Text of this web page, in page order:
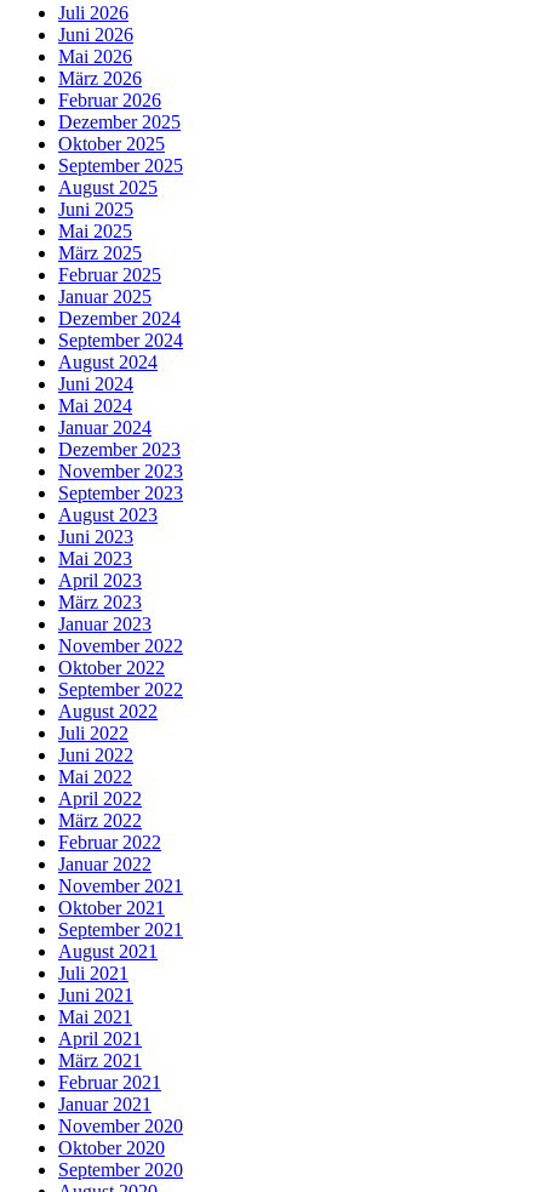
Juli 2026
Juni 2026
Mai 2026
März 2026
Februar 2026
Dezember 2025
Oktober 2025
September 2025
August 2025
Juni 2025
Mai 2025
März 2025
Februar 2025
Januar 2025
Dezember 2024
September 2024
August 2024
Juni 2024
Mai 2024
Januar 2024
Dezember 2023
November 2023
September 2023
August 2023
Juni 2023
Mai 2023
April 2023
März 2023
Januar 2023
November 2022
Oktober 2022
September 2022
August 2022
Juli 2022
Juni 2022
Mai 2022
April 2022
März 2022
Februar 2022
Januar 2022
November 2021
Oktober 2021
September 2021
August 2021
Juli 2021
Juni 2021
Mai 2021
April 2021
März 2021
Februar 2021
Januar 2021
November 2020
Oktober 2020
September 2020